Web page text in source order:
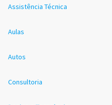
Assistência Técnica
Aulas
Autos
Consultoria